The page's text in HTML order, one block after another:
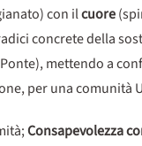
con ilcuore
concrete della
mettendo a
per una comunità
Consapevolezza